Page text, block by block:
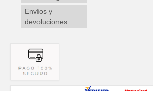
Envíos y
devoluciones